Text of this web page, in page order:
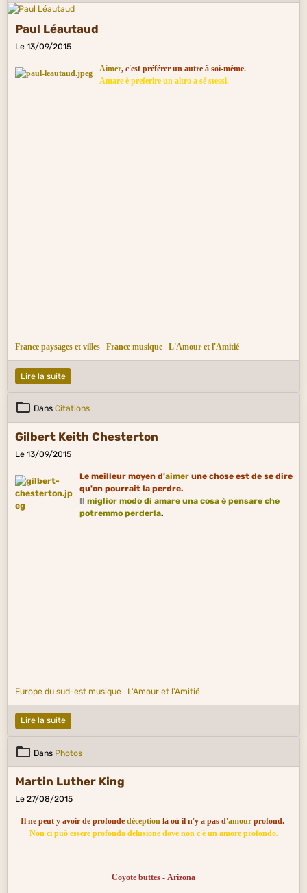
Paul Léautaud
Le 13/09/2015
Aimer, c'est préférer un autre à soi-même.
Amare è preferire un altro a sé stessi.
France paysages et villes France musique L'Amour et l'Amitié
Lire la suite
Dans Citations
Gilbert Keith Chesterton
Le 13/09/2015
Le meilleur moyen d'aimerune chose est de se dire
qu'on pourrait la perdre.
Il miglior modo di amare una cosa è pensare che
potremmo perderla.
Europe du sud-est musique L'Amour et l'Amitié
Lire la suite
Dans Photos
Martin Luther King
Le 27/08/2015
Il ne peut y avoir de profonde déception là où il n'y a pas d'amour profond.
Non ci può essere profonda delusione dove non c'è un amore profondo.
Coyote buttes - Arizona